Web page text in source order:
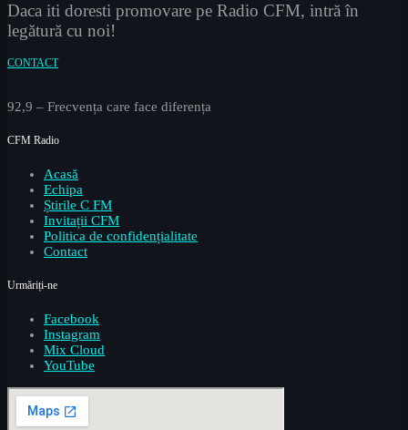
Daca iti doresti promovare pe Radio CFM, intră în
legătură cu noi!
CONTACT
92,9 – Frecvența care face diferența
CFM Radio
Acasă
Echipa
Știrile C FM
Invitații CFM
Politica de confidențialitate
Contact
Urmăriți-ne
Facebook
Instagram
Mix Cloud
YouTube